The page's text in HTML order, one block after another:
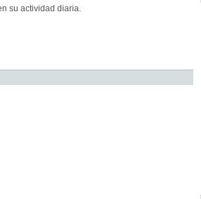
su actividad diaria.